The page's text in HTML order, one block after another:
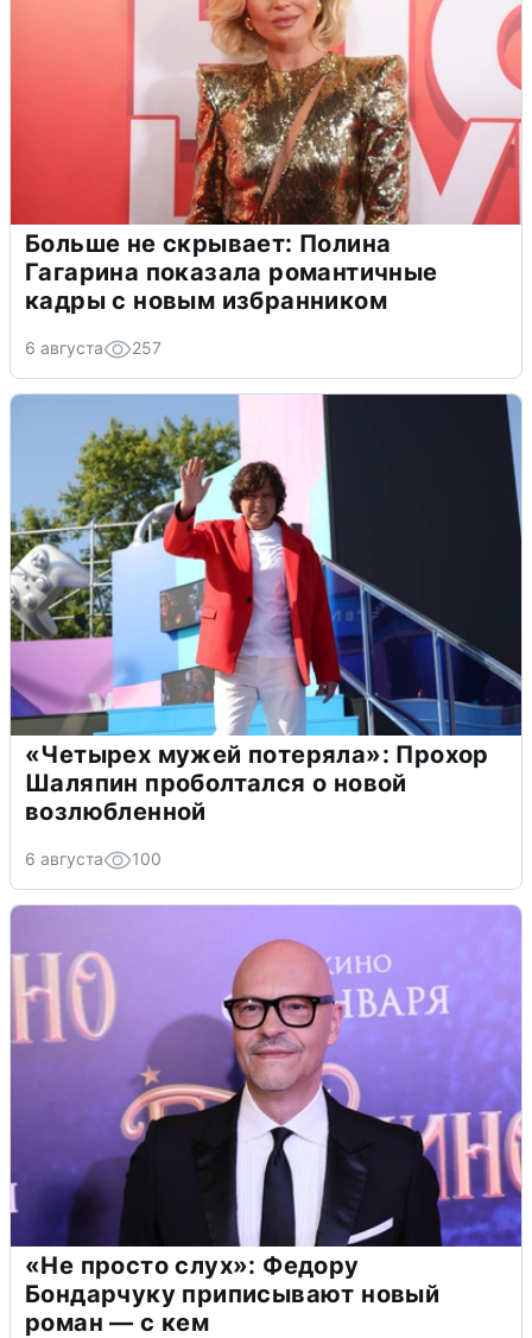
Больше не скрывает: Полина
Гагарина показала романтичные
кадры с новым избранником
6 августа 257
«Четырех мужей потеряла»: Прохор
Шаляпин проболтался о новой
возлюбленной
6 августа 100
«Не просто слух»: Федору
Бондарчуку приписывают новый
роман — с кем